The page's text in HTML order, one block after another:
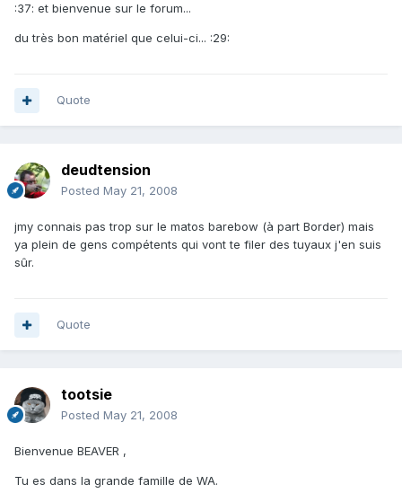
:37: et bienvenue sur le forum...
du très bon matériel que celui-ci... :29:
Quote
deudtension
Posted May 21, 2008
jmy connais pas trop sur le matos barebow (à part Border) mais
ya plein de gens compétents qui vont te filer des tuyaux j'en suis
sûr.
Quote
tootsie
Posted May 21, 2008
Bienvenue BEAVER ,
Tu es dans la grande famille de WA.